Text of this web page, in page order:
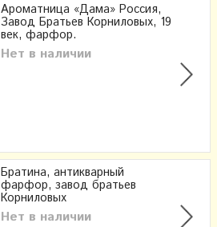
Ароматница «Дама» Россия,
Завод Братьев Корниловых, 19
век, фарфор.
Нет в наличии
Братина, антикварный
фарфор, завод братьев
Корниловых
Нет в наличии